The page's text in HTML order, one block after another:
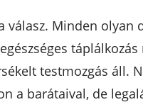
válasz. Minden olyan
testmozgás áll.
a barátaival, de